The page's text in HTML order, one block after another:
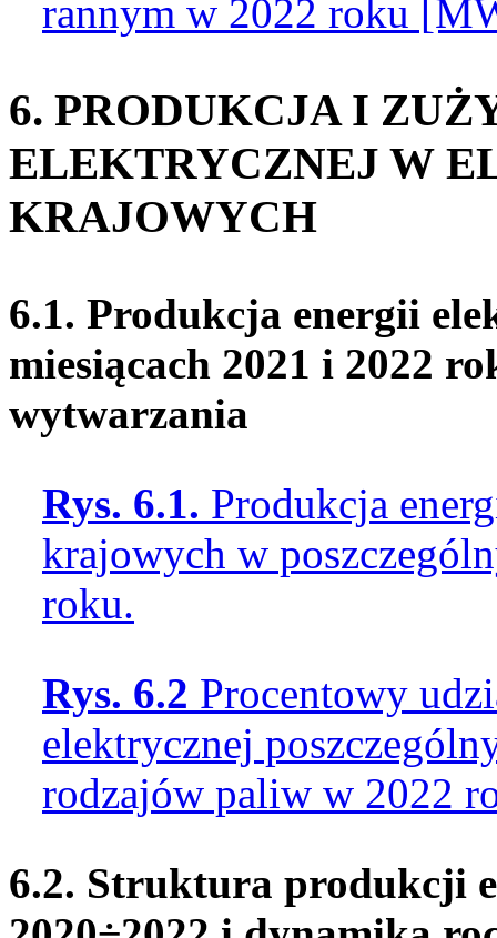
rannym w 2022 roku
6. PRODUKCJA I
ELEKTRYCZNEJ W
KRAJOWYCH
6.1. Produkcja energii
miesiącach 2021 i 2022
wytwarzania
Rys. 6.1. Produkcja
krajowych w
roku.
Rys. 6.2 Procentowy
elektrycznej
rodzajów paliw w 2022
6.2. Struktura produkcji